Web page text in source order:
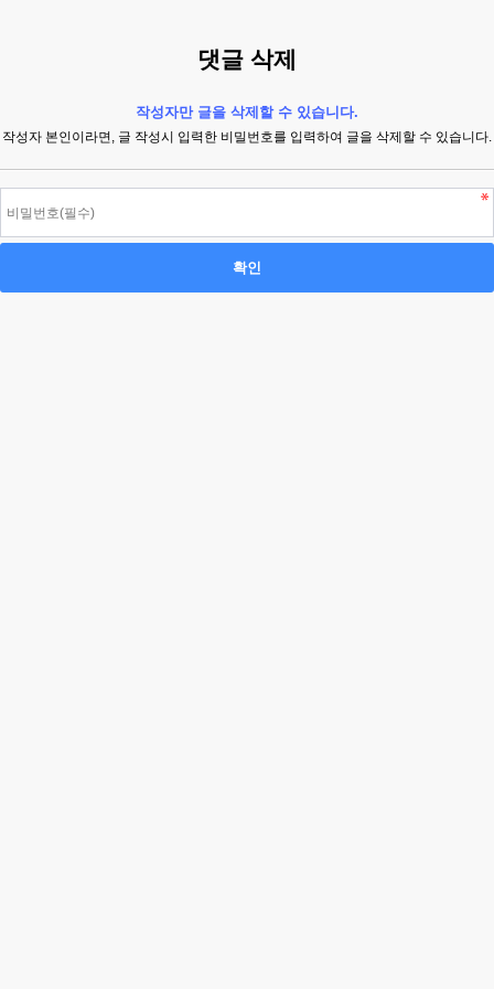
댓글 삭제
작성자만 글을 삭제할 수 있습니다.
작성자 본인이라면, 글 작성시 입력한 비밀번호를 입력하여 글을 삭제할 수 있습니다.